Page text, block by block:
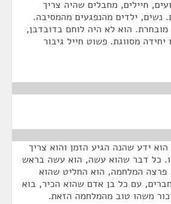
בערך ב-200 פגועים, חיילים, מחבלים שהיה צריך
נשים, ילדים מהנפגעים מהמסיבה.
הוא לא היה לוחם בדובדבן,
יחידה מסווגת. פשוט חייל גיבור
ידע שהנה הגיע הזמן והוא צריך
כל דבר שהוא עשה, הוא עשה בראש
פרצה המלחמה, הוא החליט שהוא
עם כל בן אדם שהוא הכיר, בוא
משהו טוב מהמלחמה הזאת.